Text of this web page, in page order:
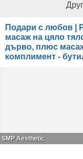
Подари с любов |
масаж на цяло
дърво, плюс
комплимент -
SMP Aesthetic